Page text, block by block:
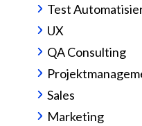
Test
UX
QA Consulting
Sales
Marketing